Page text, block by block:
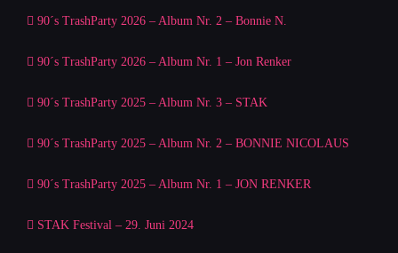
90´s TrashParty 2026 – Album Nr. 2 – Bonnie N.
90´s TrashParty 2026 – Album Nr. 1 – Jon Renker
90´s TrashParty 2025 – Album Nr. 3 – STAK
90´s TrashParty 2025 – Album Nr. 2 – BONNIE NICOLAUS
90´s TrashParty 2025 – Album Nr. 1 – JON RENKER
STAK Festival – 29. Juni 2024